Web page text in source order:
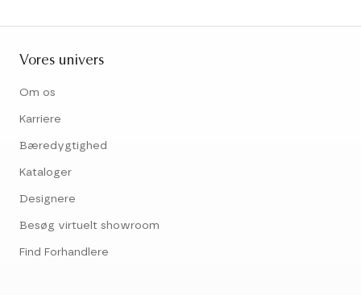
Vores univers
Om os
Karriere
Bæredygtighed
Kataloger
Designere
Besøg virtuelt showroom
Find Forhandlere